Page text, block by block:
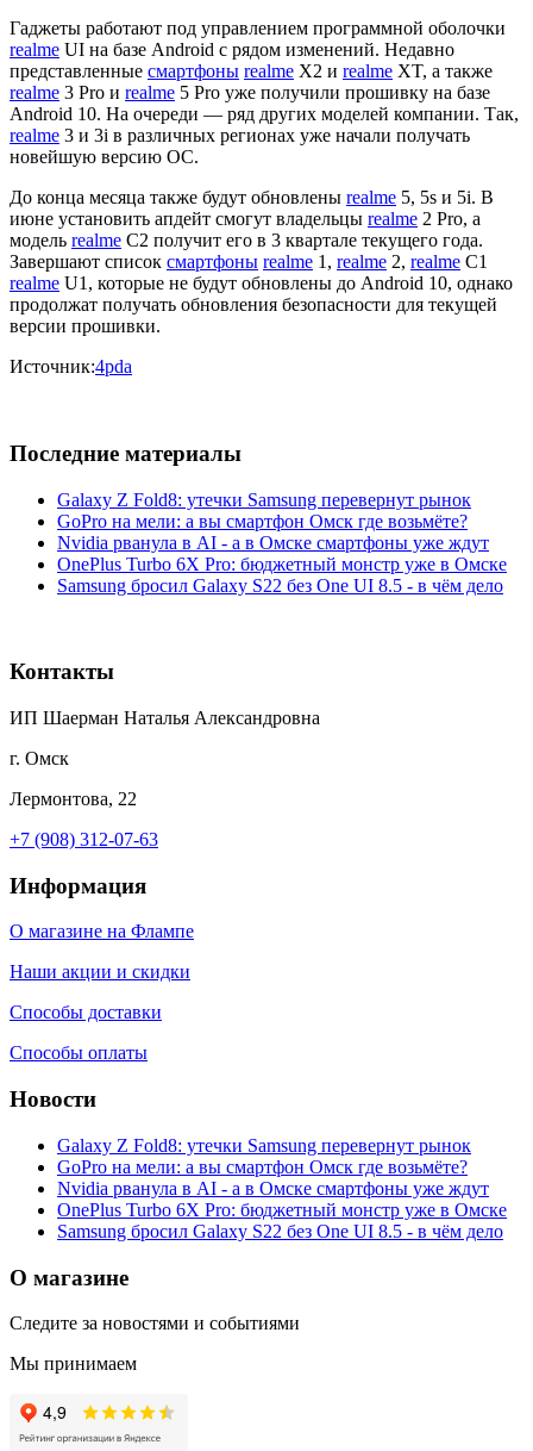
Гаджеты работают под управлением программной оболочки
realme UI на базе Android с рядом изменений. Недавно
представленные смартфоны realme X2 и realme XT, а также
realme 3 Pro и realme 5 Pro уже получили прошивку на базе
Android 10. На очереди — ряд других моделей компании. Так,
realme 3 и 3i в различных регионах уже начали получать
новейшую версию ОС.
До конца месяца также будут обновлены realme 5, 5s и 5i. В
июне установить апдейт смогут владельцы realme 2 Pro, а
модель realme C2 получит его в 3 квартале текущего года.
Завершают список смартфоны realme 1, realme 2, realme C1
realme U1, которые не будут обновлены до Android 10, однако
продолжат получать обновления безопасности для текущей
версии прошивки.
Источник:4pda
Последние материалы
Galaxy Z Fold8: утечки Samsung перевернут рынок
GoPro на мели: а вы смартфон Омск где возьмёте?
Nvidia рванула в AI - а в Омске смартфоны уже ждут
OnePlus Turbo 6X Pro: бюджетный монстр уже в Омске
Samsung бросил Galaxy S22 без One UI 8.5 - в чём дело
Контакты
ИП Шаерман Наталья Александровна
г. Омск
Лермонтова, 22
+7 (908) 312-07-63
Информация
О магазине на Флампе
Наши акции и скидки
Способы доставки
Способы оплаты
Новости
Galaxy Z Fold8: утечки Samsung перевернут рынок
GoPro на мели: а вы смартфон Омск где возьмёте?
Nvidia рванула в AI - а в Омске смартфоны уже ждут
OnePlus Turbo 6X Pro: бюджетный монстр уже в Омске
Samsung бросил Galaxy S22 без One UI 8.5 - в чём дело
О магазине
Следите за новостями и событиями
Мы принимаем